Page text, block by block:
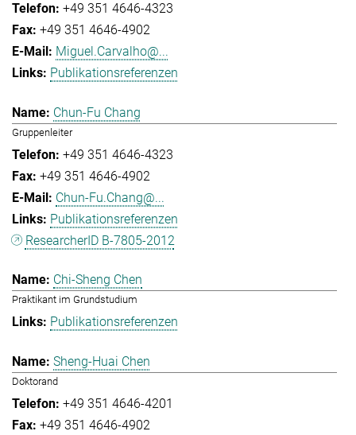
+49 351 4646-4323
+49 351 4646-4902
Miguel.Carvalho@...
Publikationsreferenzen
Chun-Fu Chang
Gruppenleiter
+49 351 4646-4323
+49 351 4646-4902
Chun-Fu.Chang@...
Publikationsreferenzen
ResearcherID B-7805-2012
Chi-Sheng Chen
Praktikant im Grundstudium
Publikationsreferenzen
Sheng-Huai Chen
Doktorand
+49 351 4646-4201
+49 351 4646-4902